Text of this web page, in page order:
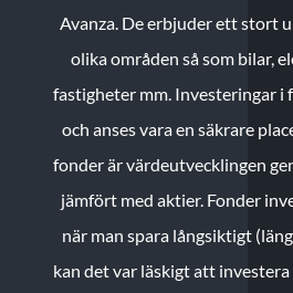
Avanza. De erbjuder ett stort
olika områden så som bilar,
fastigheter mm. Investeringar i
och anses vara en säkrare
fonder är värdeutvecklingen
jämfört med aktier. Fonder
när man spara långsiktigt
kan det var läskigt att investera